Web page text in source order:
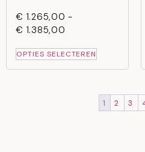
€ 1.265,00 -
€ 1.385,00
OPTIES SELECTEREN
1 2 3